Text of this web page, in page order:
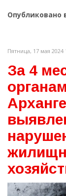
Опубликовано
Пятница, 17 мая 2024
За 4